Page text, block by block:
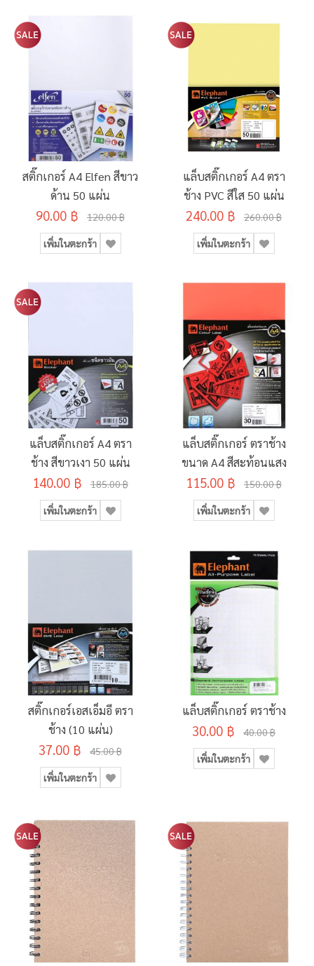
สติ๊กเกอร์ A4 Elfen สีขาว
ด้าน 50 แผ่น
90.00 ฿ 120.00 ฿
เพิ่มในตะกร้า
แล็บสติ๊กเกอร์ A4 ตรา
ช้าง PVC สีใส 50 แผ่น
240.00 ฿ 260.00 ฿
เพิ่มในตะกร้า
แล็บสติ๊กเกอร์ A4 ตรา
ช้าง สีขาวเงา 50 แผ่น
140.00 ฿ 185.00 ฿
เพิ่มในตะกร้า
แล็บสติ๊กเกอร์ ตราช้าง
ขนาด A4 สีสะท้อนแสง
115.00 ฿ 150.00 ฿
เพิ่มในตะกร้า
สติ๊กเกอร์เอสเอ็มอี ตรา
ช้าง (10 แผ่น)
37.00 ฿ 45.00 ฿
เพิ่มในตะกร้า
แล็บสติ๊กเกอร์ ตราช้าง
30.00 ฿ 40.00 ฿
เพิ่มในตะกร้า